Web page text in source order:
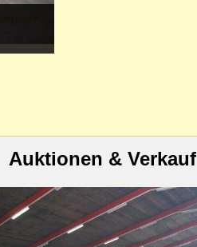
Auktionen & Verkauf